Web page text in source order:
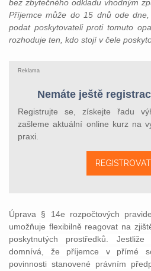
bez zbytečného odkladu vhodným
Příjemce může do 15 dnů ode
podat poskytovateli proti tomuto
rozhoduje ten, kdo stojí v čele
Reklama
Nemáte ještě
Registrujte se, získejte řadu
zašleme aktuální online kurz na
praxi.
Úprava § 14e rozpočtových
umožňuje flexibilně reagovat na
poskytnutých prostředků.
domnívá, že příjemce v přímé
povinnosti stanovené právním